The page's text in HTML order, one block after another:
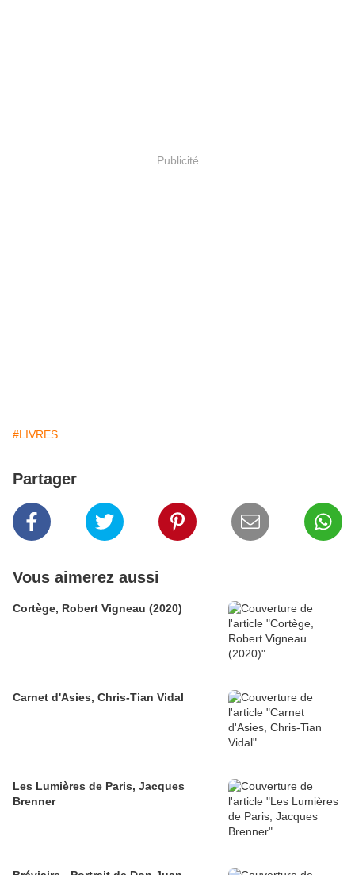
Publicité
#LIVRES
Partager
Vous aimerez aussi
Cortège, Robert Vigneau (2020)
Carnet d'Asies, Chris-Tian Vidal
Les Lumières de Paris, Jacques
Brenner